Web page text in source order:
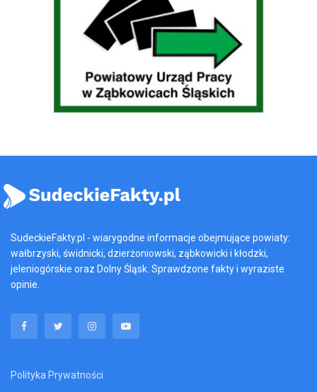
SudeckieFakty.pl - wiarygodne informacje obejmujące powiaty:
wałbrzyski, świdnicki, dzierżoniowski, ząbkowicki i kłodzki,
jeleniogórskie oraz Dolny Śląsk. Sprawdzone fakty i wyraziste
opinie.
Polityka Prywatności